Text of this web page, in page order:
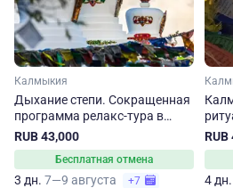
Калмыкия
Дыхание степи. Сокращенная
программа релакс-тура в
Калмыкию
RUB 43,000
Бесплатная отмена
3 дн. 7—9 августа +7
RUB
4 дн.